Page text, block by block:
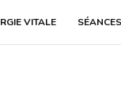
VITALE